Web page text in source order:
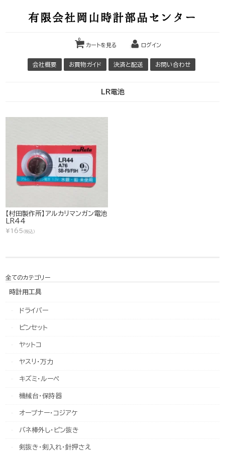
有限会社岡山時計部品センター
カートを見る
0
ログイン
会社概要 お買物ガイド 決済と配送 お問い合わせ
LR電池
【村田製作所】アルカリマンガン電池
LR44
¥165 (税込)
全てのカテゴリー
時計用工具
ドライバー
ピンセット
ヤットコ
ヤスリ・万力
キズミ・ルーペ
機械台・保持器
オープナー・コジアケ
バネ棒外し・ピン抜き
剣抜き・剣入れ・針押さえ